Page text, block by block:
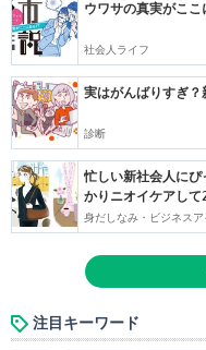
ウワサの真実がこ
社会人ライフ
実はがんばりすぎ
診断
忙しい新社会人に
かりニオイケアして
身だしなみ・ビジネスア
注目キーワード